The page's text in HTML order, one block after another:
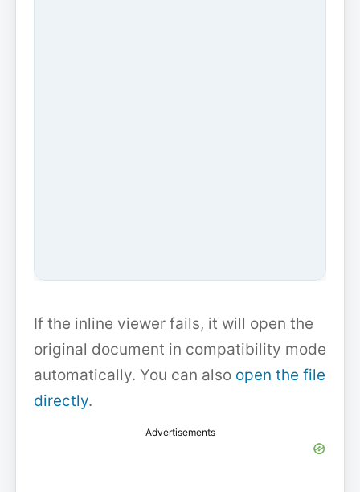
If the inline viewer fails, it will open the
original document in compatibility mode
automatically. You can also open the file
directly.
Advertisements